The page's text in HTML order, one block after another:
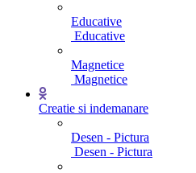
Educative
Educative
Magnetice
Magnetice
Creatie si indemanare
Desen - Pictura
Desen - Pictura